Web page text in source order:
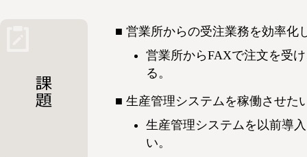
営業所からの受注業務を効率化
営業所からFAXで注文を受
る。
生産管理システムを稼働させた
生産管理システムを以前導
い。